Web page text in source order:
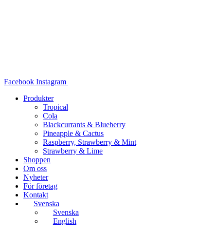
Facebook Instagram
Produkter
Tropical
Cola
Blackcurrants & Blueberry
Pineapple & Cactus
Raspberry, Strawberry & Mint
Strawberry & Lime
Shoppen
Om oss
Nyheter
För företag
Kontakt
Svenska
Svenska
English